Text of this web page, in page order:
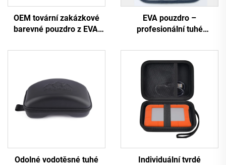
OEM tovární zakázkové
barevné pouzdro z EVA,
EVA pro chirurgické
EVA pouzdro –
profesionální tuhé
kosmetické skříňkové
pouzdro, přepravní
pouzdro pro kosmetická
zařízení s gumovým logem
Odolné vodotěsné tuhé
Individuální tvrdé